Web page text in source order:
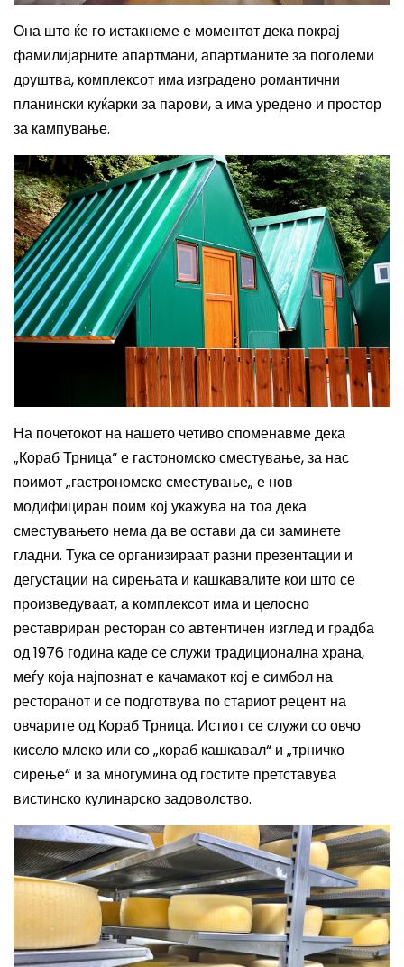
Она што ќе го истакнеме е моментот дека покрај
фамилијарните апартмани, апартманите за поголеми
друштва, комплексот има изградено романтични
планински куќарки за парови, а има уредено и простор
за кампување.
На почетокот на нашето четиво споменавме дека
„Кораб Трница“ е гастономско сместување, за нас
поимот „гастрономско сместување„ е нов
модифициран поим кој укажува на тоа дека
сместувањето нема да ве остави да си заминете
гладни. Тука се организираат разни презентации и
дегустации на сирењата и кашкавалите кои што се
произведуваат, а комплексот има и целосно
реставриран ресторан со автентичен изглед и градба
од 1976 година каде се служи традиционална храна,
меѓу која најпознат е качамакот кој е симбол на
ресторанот и се подготвува по стариот рецент на
овчарите од Кораб Трница. Истиот се служи со овчо
кисело млеко или со „кораб кашкавал“ и „трничко
сирење“ и за многумина од гостите претставува
вистинско кулинарско задоволство.